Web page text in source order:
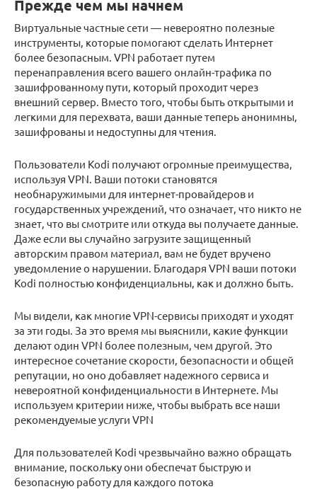
Прежде чем мы начнем
Виртуальные частные сети — невероятно полезные
инструменты, которые помогают сделать Интернет
более безопасным. VPN работает путем
перенаправления всего вашего онлайн-трафика по
зашифрованному пути, который проходит через
внешний сервер. Вместо того, чтобы быть открытыми и
легкими для перехвата, ваши данные теперь анонимны,
зашифрованы и недоступны для чтения.
Пользователи Kodi получают огромные преимущества,
используя VPN. Ваши потоки становятся
необнаружимыми для интернет-провайдеров и
государственных учреждений, что означает, что никто не
знает, что вы смотрите или откуда вы получаете данные.
Даже если вы случайно загрузите защищенный
авторским правом материал, вам не будет вручено
уведомление о нарушении. Благодаря VPN ваши потоки
Kodi полностью конфиденциальны, как и должно быть.
Мы видели, как многие VPN-сервисы приходят и уходят
за эти годы. За это время мы выяснили, какие функции
делают один VPN более полезным, чем другой. Это
интересное сочетание скорости, безопасности и общей
репутации, но оно добавляет надежного сервиса и
невероятной конфиденциальности в Интернете. Мы
используем критерии ниже, чтобы выбрать все наши
рекомендуемые услуги VPN
Для пользователей Kodi чрезвычайно важно обращать
внимание, поскольку они обеспечат быструю и
безопасную работу для каждого потока